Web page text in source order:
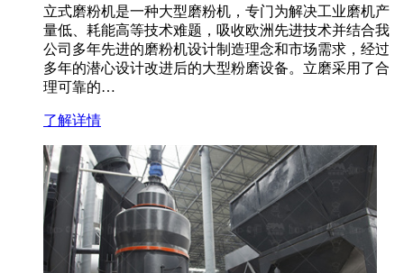
立式磨粉机是一种大型磨粉机，专门为解决工业磨机产
量低、耗能高等技术难题，吸收欧洲先进技术并结合我
公司多年先进的磨粉机设计制造理念和市场需求，经过
多年的潜心设计改进后的大型粉磨设备。立磨采用了合
理可靠的…
了解详情